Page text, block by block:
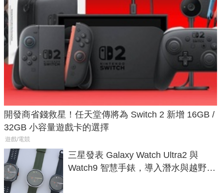
開發商省錢救星！任天堂傳將為 Switch 2 新增 16GB /
32GB 小容量遊戲卡的選擇
遊戲/電競
三星發表 Galaxy Watch Ultra2 與
Watch9 智慧手錶，導入潛水與越野跑